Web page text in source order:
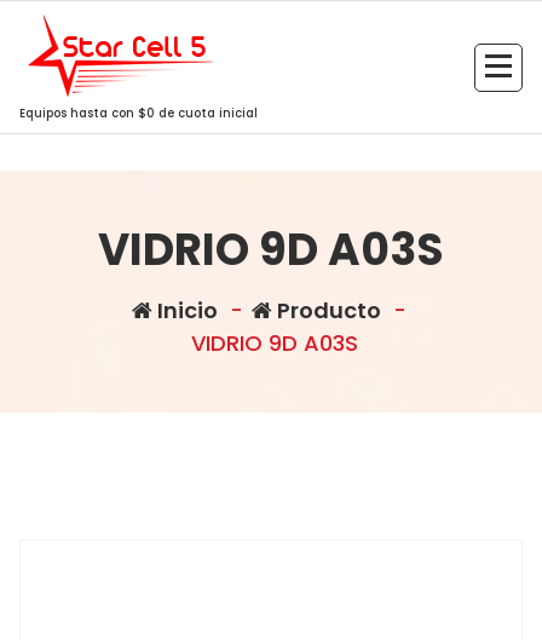
Saltar
contenido
Equipos hasta con $0 de cuota inicial
VIDRIO 9D A03S
Inicio - Producto -
VIDRIO 9D A03S